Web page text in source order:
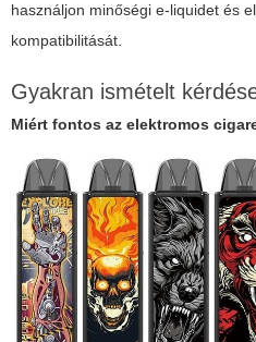
használjon minőségi e-liquidet és
kompatibilitását.
Gyakran ismételt
Miért fontos az elektromos